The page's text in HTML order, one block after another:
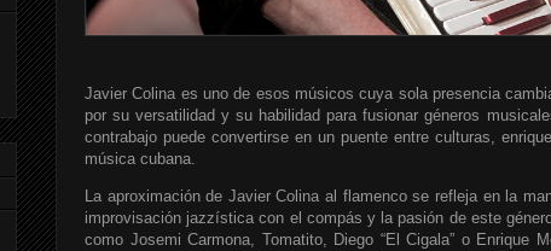
Javier Colina es uno de esos músicos cuya sola presencia
por su versatilidad y su habilidad para fusionar géneros
contrabajo puede convertirse en un puente entre culturas,
música cubana.
La aproximación de Javier Colina al flamenco se refleja en la
improvisación jazzística con el compás y la pasión de este
como Josemi Carmona, Tomatito, Diego “El Cigala” o Enrique